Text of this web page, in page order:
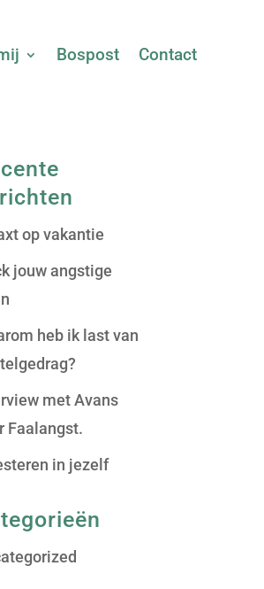
Bospost Contact
op vakantie
jouw angstige
heb ik last van
met Avans
Faalangst.
in jezelf